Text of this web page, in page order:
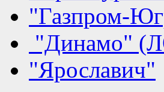
"Газпром-
"Динамо"
"Ярославич"